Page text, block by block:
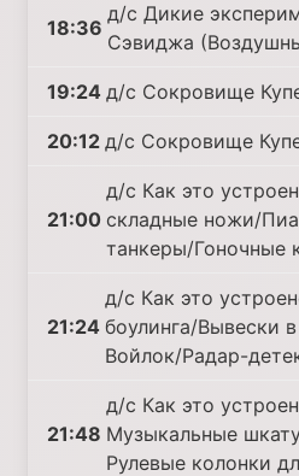
18:36
д/с Дикие
Сэвиджа
19:24 д/с Сокровище
20:12 д/с Сокровище
21:00
д/с Как это
складные ножи/
танкеры/Гоночные
21:24
д/с Как это
боулинга/Вывески
Войлок/Радар-
21:48
д/с Как это
Музыкальные
Рулевые колонки